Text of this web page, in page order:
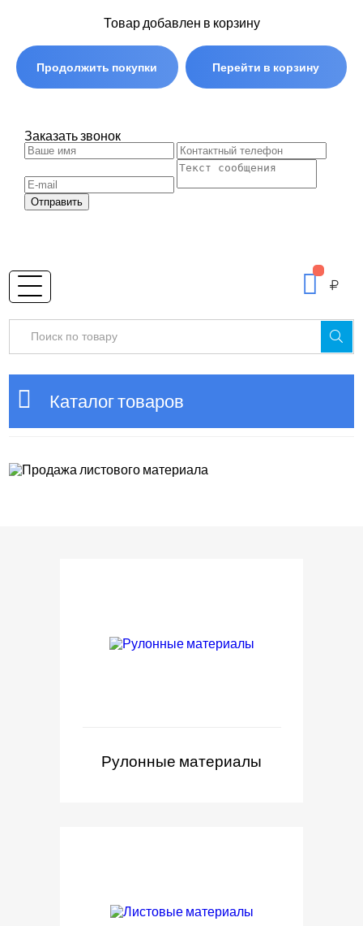
Товар добавлен в корзину
Продолжить покупки Перейти в корзину
Заказать звонок
Отправить
Каталог товаров
Рулонные материалы